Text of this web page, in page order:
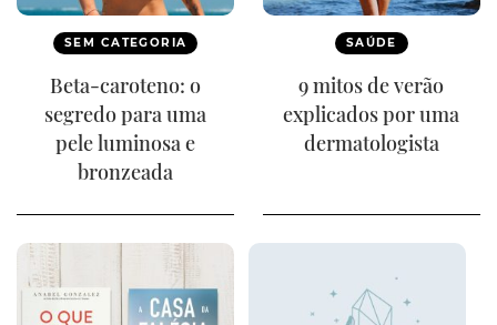
SEM CATEGORIA
Beta-caroteno: o
segredo para uma
pele luminosa e
bronzeada
SAÚDE
9 mitos de verão
explicados por uma
dermatologista